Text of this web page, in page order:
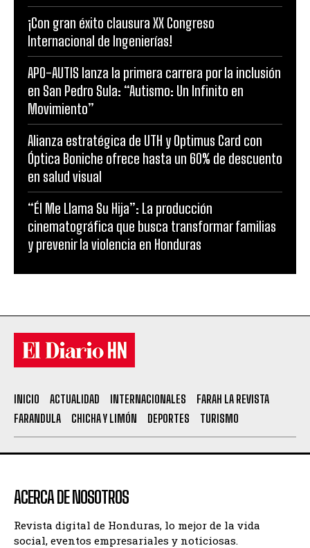
¡Con gran éxito clausura XX Congreso
Internacional de Ingenierías!
APO-AUTIS lanza la primera carrera por la inclusión
en San Pedro Sula: “Autismo: Un Infinito en
Movimiento”
Alianza estratégica de UTH y Optimus Card con
Óptica Boniche ofrece hasta un 60% de descuento
en salud visual
“Él Me Llama Su Hija”: La producción
cinematográfica que busca transformar familias
y prevenir la violencia en Honduras
INICIO ACTUALIDAD INTERNACIONALES
FARAH LA REVISTA
FARANDULA
CHICHA Y LIMÓN DEPORTES TURISMO
ACERCA DE NOSOTROS
Revista digital de Honduras, lo mejor de la vida
social, eventos empresariales y noticiosas.